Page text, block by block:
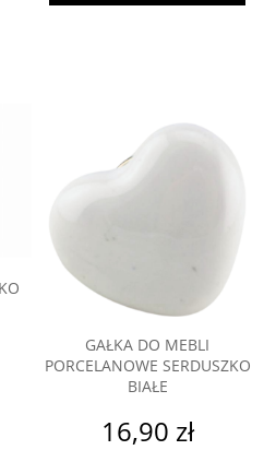
GAŁKA DO MEBLI
PORCELANOWE SERDUSZKO
BIAŁE
16,90 zł